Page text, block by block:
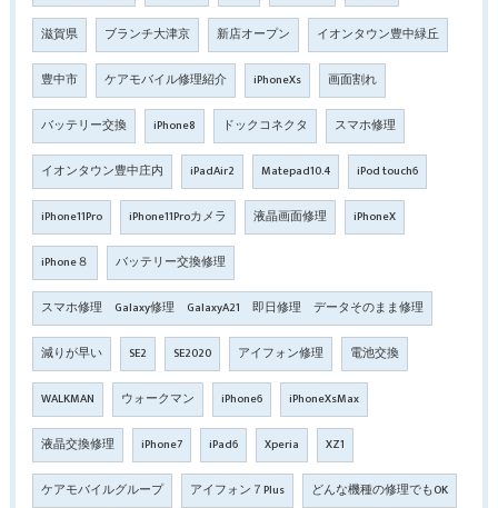
滋賀県 ブランチ大津京 新店オープン イオンタウン豊中緑丘
豊中市 ケアモバイル修理紹介 iPhoneXs 画面割れ
バッテリー交換 iPhone8 ドックコネクタ スマホ修理
イオンタウン豊中庄内 iPadAir2 Matepad10.4 iPod touch6
iPhone11Pro iPhone11Proカメラ 液晶画面修理 iPhoneX
iPhone８ バッテリー交換修理
スマホ修理 Galaxy修理 GalaxyA21 即日修理 データそのまま修理
減りが早い SE2 SE2020 アイフォン修理 電池交換
WALKMAN ウォークマン iPhone6 iPhoneXsMax
液晶交換修理 iPhone7 iPad6 Xperia XZ1
ケアモバイルグループ アイフォン７Plus どんな機種の修理でもOK